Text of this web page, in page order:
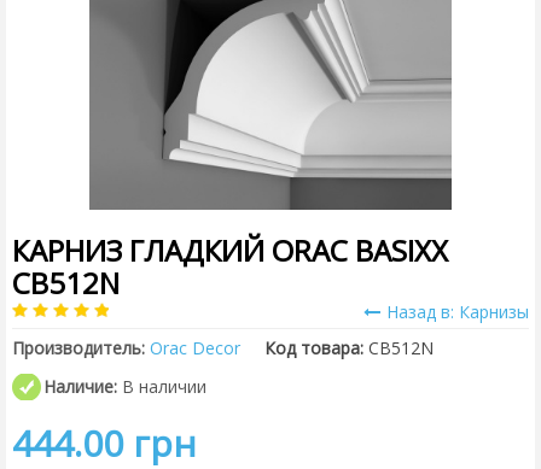
КАРНИЗ ГЛАДКИЙ ORAC BASIXX
CB512N
Назад в: Карнизы
Производитель: Orac Decor Код товара: CB512N
Наличие: В наличии
444.00 грн